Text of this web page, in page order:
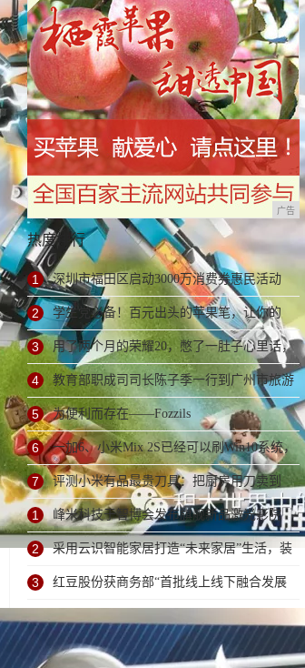
级精英赛顺德海骏达中
心站欢乐开跑
广告
热度排行
1 深圳市福田区启动3000万消费券惠民活动
2 学生党必备！百元出头的苹果笔，让你的
iPad成为学习神器
3 用了两个月的荣耀20，憋了一肚子心里话，
今天终于一吐为快
4 教育部职成司司长陈子季一行到广州市旅游
商务职业学校考察调研
5 为便利而存在——Fozzils
6 一加6、小米Mix 2S已经可以刷Win10系统，
网友：安卓提不动刀了？
7 评测小米有品最贵刀具：把厨房用刀卖到
999元的秘密
1 峰米科技于智博会发布旗舰新品激光影院
Max，首发价26,999元起
2 采用云识智能家居打造“未来家居”生活，装
完之后效果也太好了!
3 红豆股份获商务部“首批线上线下融合发展